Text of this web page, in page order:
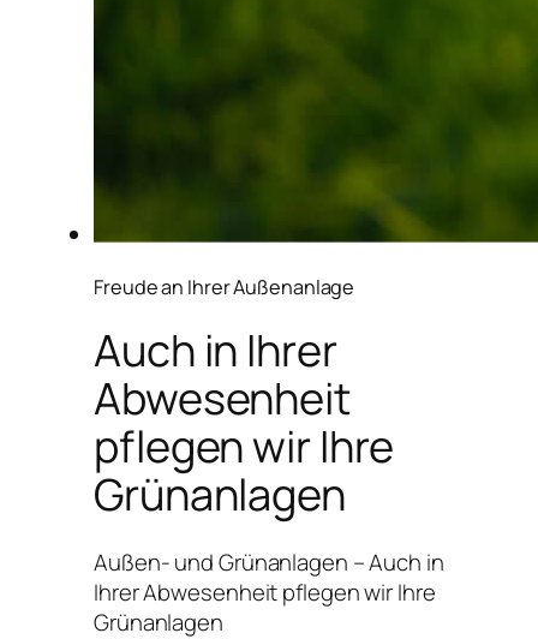
Freude an Ihrer Außenanlage
Auch in Ihrer
Abwesenheit
pflegen wir Ihre
Grünanlagen
Außen- und Grünanlagen – Auch in
Ihrer Abwesenheit pflegen wir Ihre
Grünanlagen